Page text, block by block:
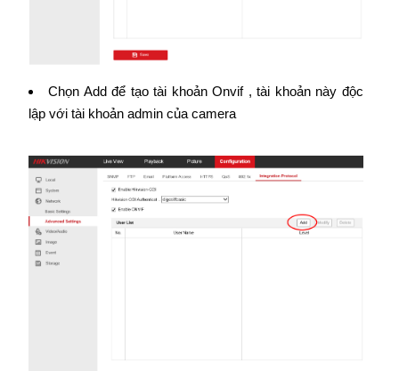
Chọn Add để tạo tài khoản Onvif , tài khoản này độc
lập với tài khoản admin của camera